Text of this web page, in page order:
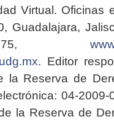
Virtual. Oficinas
Guadalajara,
. Editor
la Reserva de
04-2009-
la Reserva de